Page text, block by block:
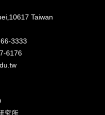
Taiwan
3333
6176
究所